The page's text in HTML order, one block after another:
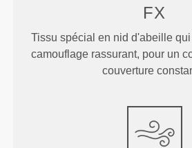
FX
Tissu spécial en nid d'abeille
camouflage rassurant, pour un
couverture